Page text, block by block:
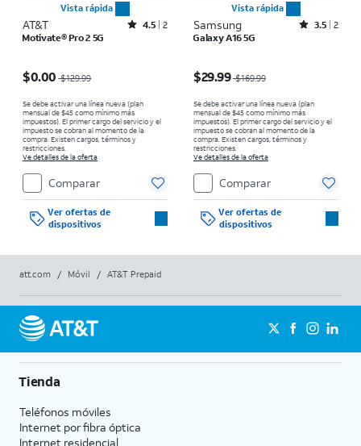
Vista rápida
AT&T Rated4.5out of 5 stars with2reviews
4.5 2
Motivate® Pro 2 5G
$0.00 $129.99
Se debe activar una línea nueva (plan
mensual de $45 como mínimo más
impuestos). El primer cargo del servicio y el
impuesto se cobran al momento de la
compra. Existen cargos, términos y
restricciones.
Ve detalles de la oferta
Comparar
Ver ofertas de
dispositivos
Vista rápida
Samsung Rated3.5out of 5 stars with2reviews
3.5 2
Galaxy A16 5G
$29.99$169.99
Se debe activar una línea nueva (plan
mensual de $45 como mínimo más
impuestos). El primer cargo del servicio y el
impuesto se cobran al momento de la
compra. Existen cargos, términos y
restricciones.
Ve detalles de la oferta
Comparar
Ver ofertas de
dispositivos
att.com / Móvil / AT&T Prepaid
Tienda
Teléfonos móviles
Internet por fibra óptica
Internet residencial